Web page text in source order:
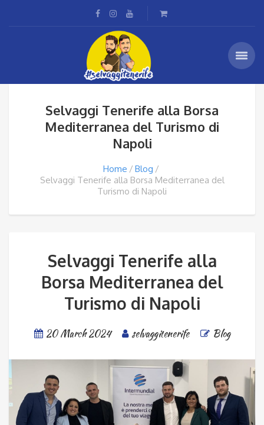
Selvaggi Tenerife alla Borsa
Mediterranea del Turismo di
Napoli
Home
Blog
Selvaggi Tenerife alla Borsa Mediterranea del
Turismo di Napoli
Selvaggi Tenerife alla
Borsa Mediterranea del
Turismo di Napoli
20 March 2024 selvaggitenerife Blog